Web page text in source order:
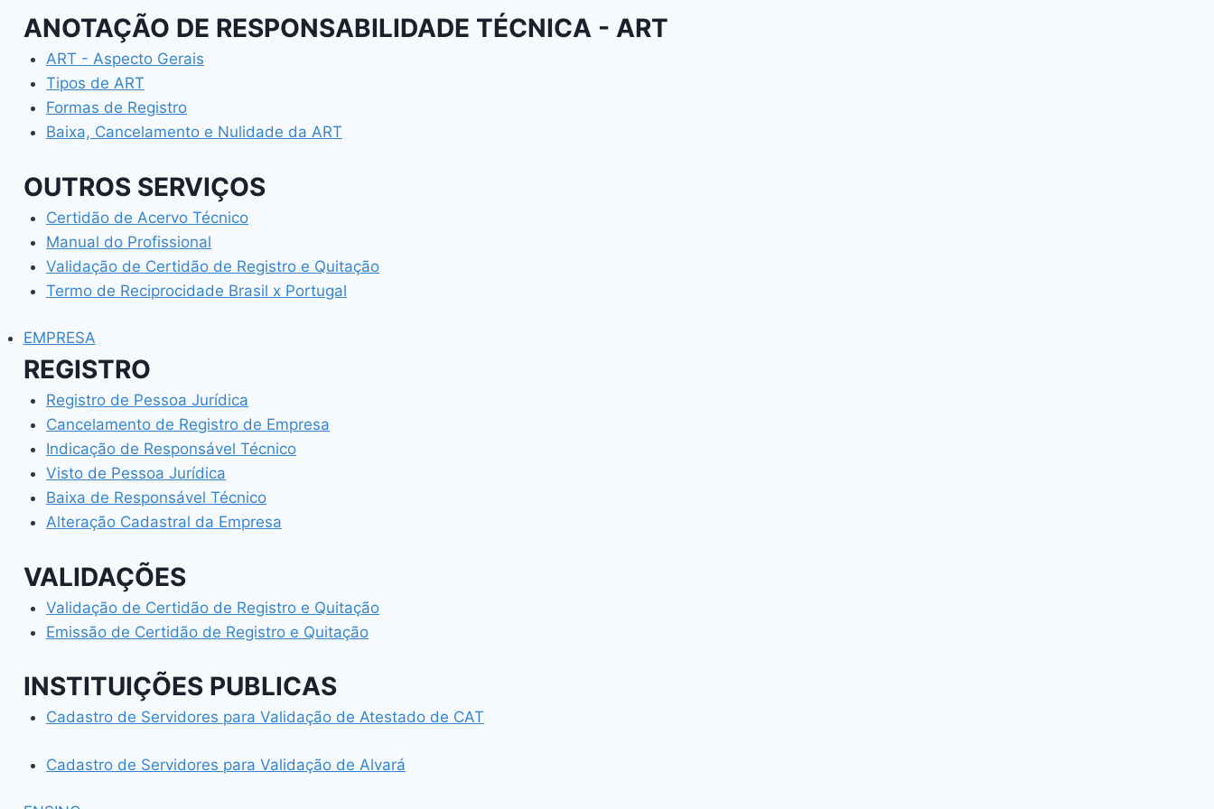
ANOTAÇÃO DE RESPONSABILIDADE TÉCNICA - ART
ART - Aspecto Gerais
Tipos de ART
Formas de Registro
Baixa, Cancelamento e Nulidade da ART
OUTROS SERVIÇOS
Certidão de Acervo Técnico
Manual do Profissional
Validação de Certidão de Registro e Quitação
Termo de Reciprocidade Brasil x Portugal
EMPRESA
REGISTRO
Registro de Pessoa Jurídica
Cancelamento de Registro de Empresa
Indicação de Responsável Técnico
Visto de Pessoa Jurídica
Baixa de Responsável Técnico
Alteração Cadastral da Empresa
VALIDAÇÕES
Validação de Certidão de Registro e Quitação
Emissão de Certidão de Registro e Quitação
INSTITUIÇÕES PUBLICAS
Cadastro de Servidores para Validação de Atestado de CAT
Cadastro de Servidores para Validação de Alvará